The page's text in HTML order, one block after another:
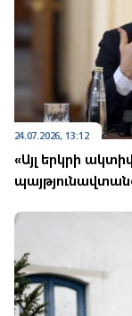
24.07.2026, 13:12
«Այլ երկրի